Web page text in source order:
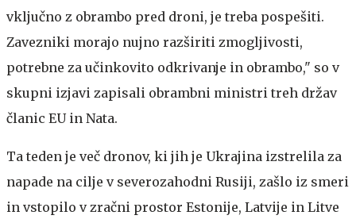
vključno z obrambo pred droni, je treba pospešiti.
Zavezniki morajo nujno razširiti zmogljivosti,
potrebne za učinkovito odkrivanje in obrambo," so v
skupni izjavi zapisali obrambni ministri treh držav
članic EU in Nata.
Ta teden je več dronov, ki jih je Ukrajina izstrelila za
napade na cilje v severozahodni Rusiji, zašlo iz smeri
in vstopilo v zračni prostor Estonije, Latvije in Litve